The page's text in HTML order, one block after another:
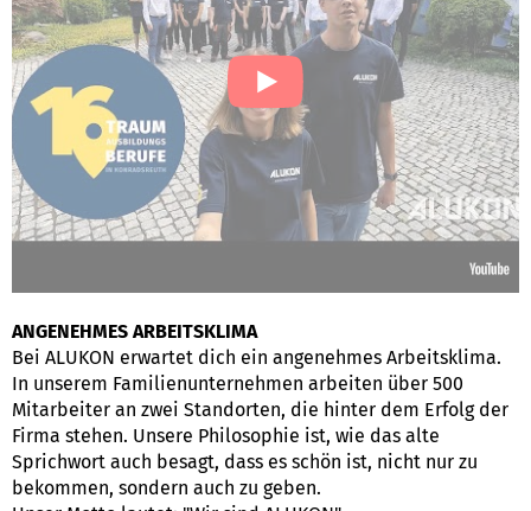
ANGENEHMES ARBEITSKLIMA
Bei ALUKON erwartet dich ein angenehmes Arbeitsklima.
In unserem Familienunternehmen arbeiten über 500
Mitarbeiter an zwei Standorten, die hinter dem Erfolg der
Firma stehen. Unsere Philosophie ist, wie das alte
Sprichwort auch besagt, dass es schön ist, nicht nur zu
bekommen, sondern auch zu geben.